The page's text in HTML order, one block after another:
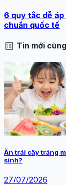
6 quy tắc dễ
chuẩn quốc tế
list_alt Tin mới
Ăn trái cây tráng
sinh?
27/07/2026